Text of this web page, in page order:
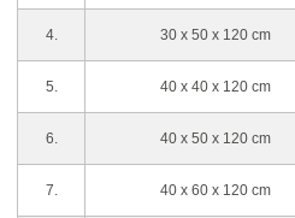
4. 30 x 50 x 120 cm
5. 40 x 40 x 120 cm
6. 40 x 50 x 120 cm
7. 40 x 60 x 120 cm